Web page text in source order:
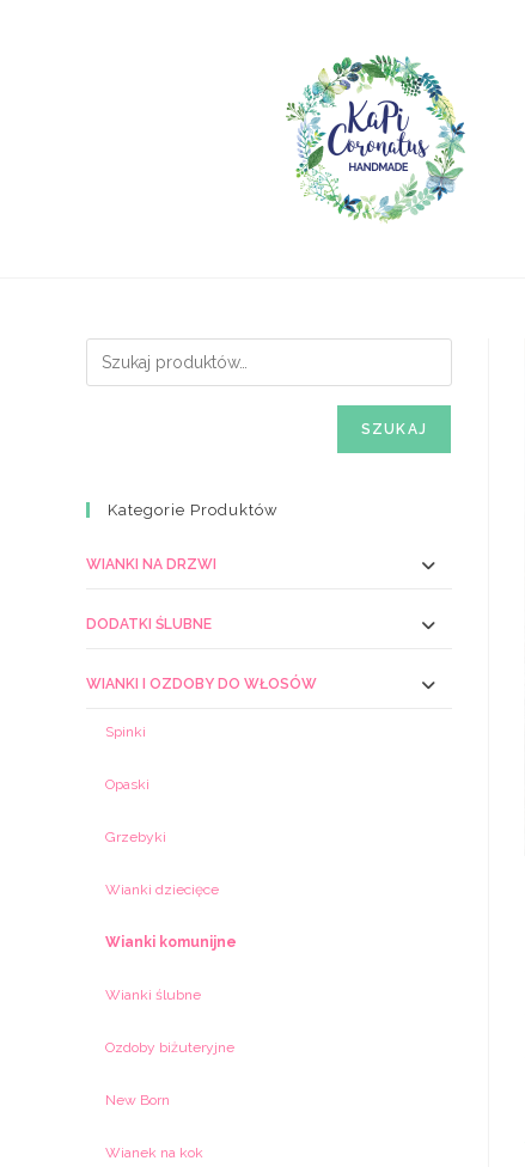
SZUKAJ
Kategorie Produktów
WIANKI NA DRZWI
DODATKI ŚLUBNE
WIANKI I OZDOBY DO WŁOSÓW
Spinki
Opaski
Grzebyki
Wianki dziecięce
Wianki komunijne
Wianki ślubne
Ozdoby biżuteryjne
New Born
Wianek na kok